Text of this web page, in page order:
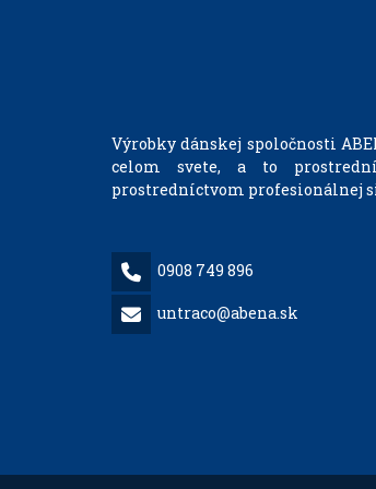
Výrobky dánskej spoločnosti
celom svete, a to
prostredníctvom profesionálnej
0908 749 896
untraco@abena.sk